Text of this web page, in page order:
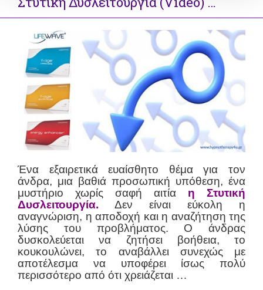
Ένα εξαιρετικά ευαίσθητο θέμα για τον
άνδρα, μια βαθιά προσωπική υπόθεση, ένα
μυστήριο χωρίς σαφή αιτία η
Στυτική
Δυσλειτουργία. Δεν είναι εύκολη η
αναγνώριση, η αποδοχή και η αναζήτηση της
λύσης του προβλήματος. Ο άνδρας
δυσκολεύεται να ζητήσει βοήθεια, το
κουκουλώνει, το αναβάλλει συνεχώς με
αποτέλεσμα να υποφέρει ίσως πολύ
περισσότερο από ότι χρειάζεται …